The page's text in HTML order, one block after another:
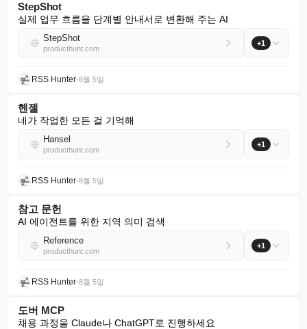
StepShot
실제 업무 흐름을 단계별 안내서로 변환해 주는 AI
StepShot
producthunt.com
+1
RSS Hunter•8월 5일
헨젤
네가 작업한 모든 걸 기억해
Hansel
producthunt.com
+1
RSS Hunter•8월 5일
참고 문헌
AI 에이전트를 위한 지역 의미 검색
Reference
producthunt.com
+1
RSS Hunter•8월 5일
도버 MCP
채용 과정을 Claude나 ChatGPT로 진행하세요